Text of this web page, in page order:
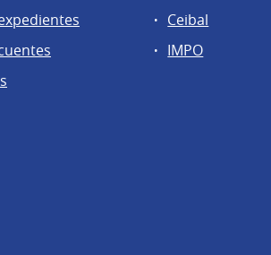
Ceibal
IMPO